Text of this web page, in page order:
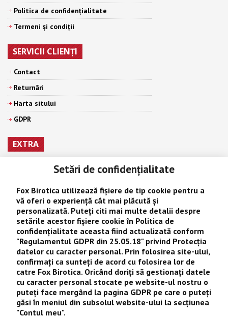
Setări de confidenţialitate
Fox Birotica utilizează fișiere de tip cookie pentru a
vă oferi o experiență cât mai plăcută și
personalizată. Puteţi citi mai multe detalii despre
setările acestor fișiere cookie în Politica de
confidențialitate aceasta fiind actualizată conform
"Regulamentul GDPR din 25.05.18" privind Protecţia
datelor cu caracter personal. Prin folosirea site-ului,
confirmaţi ca sunteţi de acord cu folosirea lor de
catre Fox Birotica. Oricând doriţi să gestionaţi datele
cu caracter personal stocate pe website-ul nostru o
puteţi face mergând la pagina GDPR pe care o puteţi
găsi în meniul din subsolul website-ului la secţiunea
"Contul meu".
Politica de confidențialitate
Termeni şi condiţii
SERVICII CLIENŢI
Contact
Returnări
Harta sitului
GDPR
EXTRA
Afiliaţi
Oferte speciale
CONTUL MEU
Contul meu
Istoric comenzi
Wishlist
Newsletter